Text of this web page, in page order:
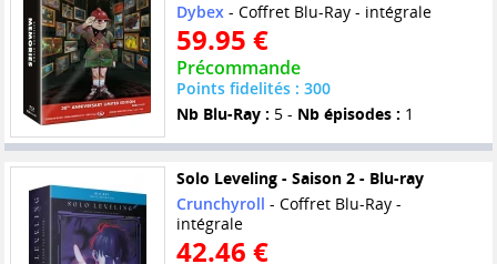
Dybex- Coffret Blu-Ray - intégrale
59.95 €
Précommande
Points fidelités : 300
Nb Blu-Ray : 5 - Nb épisodes : 1
Solo Leveling - Saison 2 - Blu-ray
Crunchyroll - Coffret Blu-Ray -
intégrale
42.46 €